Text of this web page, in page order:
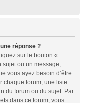
réponse ?
sur le bouton «
sujet ou un message,
vous ayez besoin d’être
chaque forum, une liste
du forum ou du sujet. Par
dans ce forum, vous